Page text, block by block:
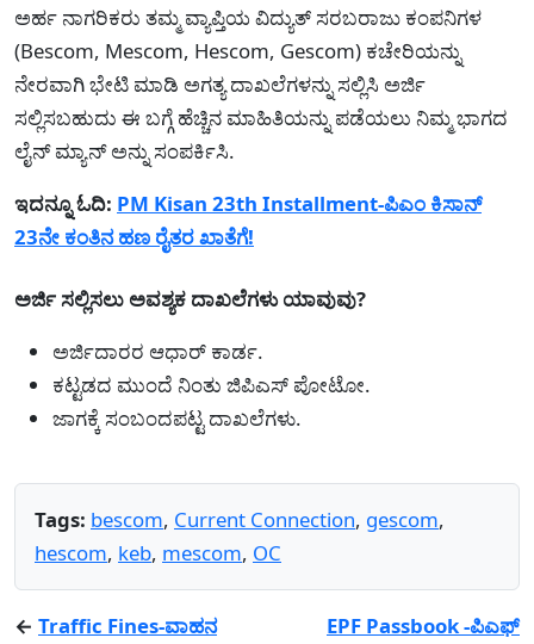
ಅರ್ಹ ನಾಗರಿಕರು ತಮ್ಮ ವ್ಯಾಪ್ತಿಯ ವಿದ್ಯುತ್ ಸರಬರಾಜು ಕಂಪನಿಗಳ
(Bescom, Mescom, Hescom, Gescom) ಕಚೇರಿಯನ್ನು
ನೇರವಾಗಿ ಭೇಟಿ ಮಾಡಿ ಅಗತ್ಯ ದಾಖಲೆಗಳನ್ನು ಸಲ್ಲಿಸಿ ಅರ್ಜಿ
ಸಲ್ಲಿಸಬಹುದು ಈ ಬಗ್ಗೆ ಹೆಚ್ಚಿನ ಮಾಹಿತಿಯನ್ನು ಪಡೆಯಲು ನಿಮ್ಮ ಭಾಗದ
ಲೈನ್ ಮ್ಯಾನ್ ಅನ್ನು ಸಂಪರ್ಕಿಸಿ.
ಇದನ್ನೂ ಓದಿ: PM Kisan 23th Installment-ಪಿಎಂ ಕಿಸಾನ್
23ನೇ ಕಂತಿನ ಹಣ ರೈತರ ಖಾತೆಗೆ!
ಅರ್ಜಿ ಸಲ್ಲಿಸಲು ಅವಶ್ಯಕ ದಾಖಲೆಗಳು ಯಾವುವು?
ಅರ್ಜಿದಾರರ ಆಧಾರ್ ಕಾರ್ಡ.
ಕಟ್ಟಡದ ಮುಂದೆ ನಿಂತು ಜಿಪಿಎಸ್ ಪೋಟೋ.
ಜಾಗಕ್ಕೆ ಸಂಬಂದಪಟ್ಟ ದಾಖಲೆಗಳು.
Tags: bescom, Current Connection, gescom,
hescom, keb, mescom, OC
← Traffic Fines-ವಾಹನ
EPF Passbook -ಪಿಎಫ್